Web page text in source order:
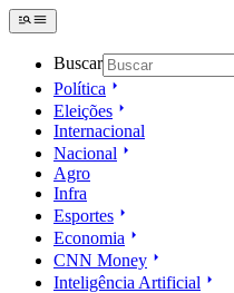
Buscar
Política
Eleições
Internacional
Nacional
Agro
Infra
Esportes
Economia
CNN Money
Inteligência Artificial